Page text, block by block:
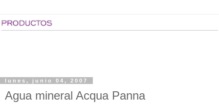
lunes, junio 04, 2007
Agua mineral Acqua Panna